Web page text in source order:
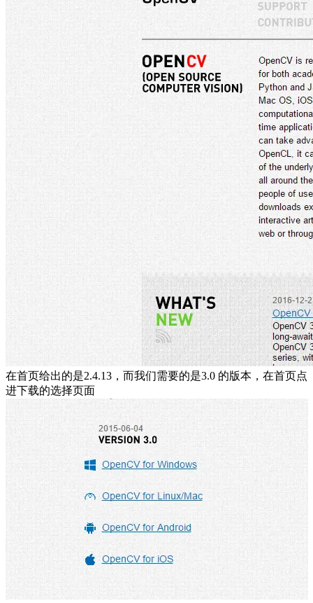
在首页给出的是2.4.13，而我们需要的是3.0 的版本，在首页点
进下载的选择页面